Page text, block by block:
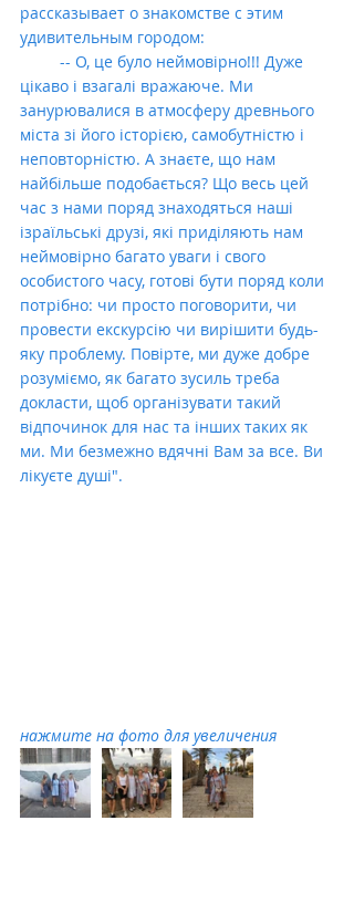
рассказывает о знакомстве с этим
удивительным городом:
цікаво і взагалі вражаюче. Ми
занурювалися в атмосферу древнього
міста зі його історією, самобутністю і
неповторністю. А знаєте, що нам
найбільше подобається? Що весь цей
час з нами поряд знаходяться наші
ізраїльські друзі, які приділяють нам
неймовірно багато уваги і свого
особистого часу, готові бути поряд коли
потрібно: чи просто поговорити, чи
провести екскурсію чи вирішити будь-
яку проблему. Повірте, ми дуже добре
розуміємо, як багато зусиль треба
докласти, щоб організувати такий
відпочинок для нас та інших таких як
ми. Ми безмежно вдячні Вам за все. Ви
лікуєте душі".
нажмите на фото для увеличения